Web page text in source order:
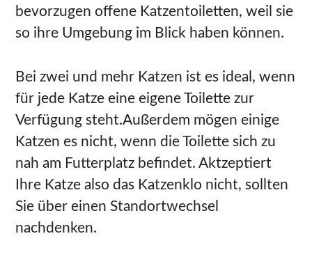
bevorzugen offene Katzentoiletten, weil sie
so ihre Umgebung im Blick haben können.
Bei zwei und mehr Katzen ist es ideal, wenn
für jede Katze eine eigene Toilette zur
Verfügung steht.Außerdem mögen einige
Katzen es nicht, wenn die Toilette sich zu
nah am Futterplatz befindet. Aktzeptiert
Ihre Katze also das Katzenklo nicht, sollten
Sie über einen Standortwechsel
nachdenken.